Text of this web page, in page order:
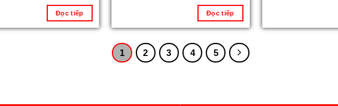
Đọc tiếp Đọc tiếp
1 2 3 4 5